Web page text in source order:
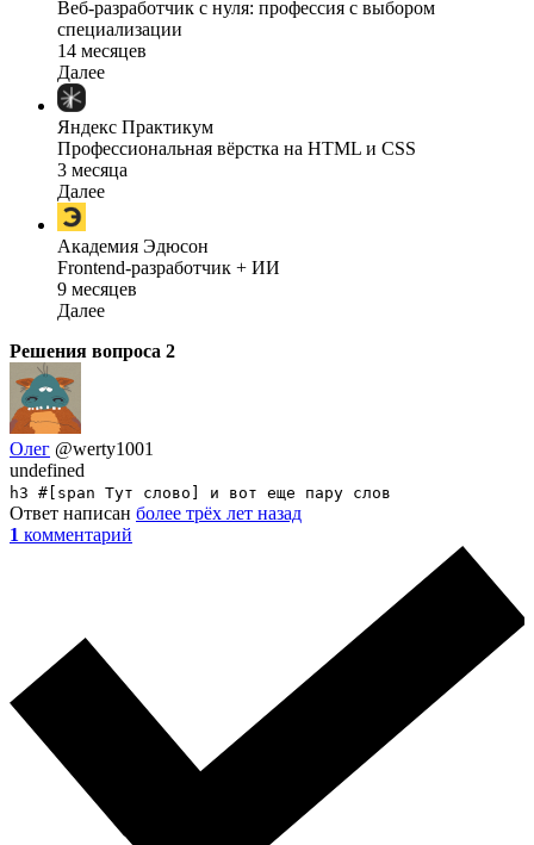
Веб-разработчик с нуля: профессия с выбором
специализации
14 месяцев
Далее
Яндекс Практикум
Профессиональная вёрстка на HTML и CSS
3 месяца
Далее
Академия Эдюсон
Frontend-разработчик + ИИ
9 месяцев
Далее
Решения вопроса 2
Олег @werty1001
undefined
h3 #[span Тут слово] и вот еще пару слов
Ответ написан более трёх лет назад
1 комментарий